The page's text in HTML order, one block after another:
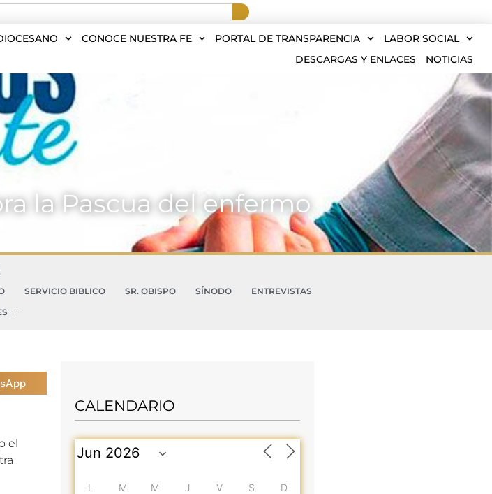
CONOCE NUESTRA FE PORTAL DE TRANSPARENCIA
LABOR SOCIAL
DESCARGAS Y ENLACES
NOTICIAS
la Pascua del enfermo
SERVICIO BIBLICO SR. OBISPO SÍNODO
ENTREVISTAS
el
CALENDARIO
L M M J V S D